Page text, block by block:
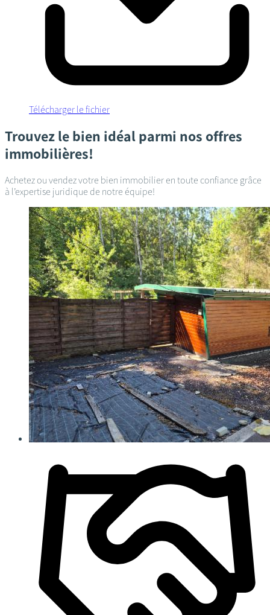
Télécharger le fichier
Trouvez le bien idéal parmi nos offres
immobilières!
Achetez ou vendez votre bien immobilier en toute confiance grâce
à l’expertise juridique de notre équipe!